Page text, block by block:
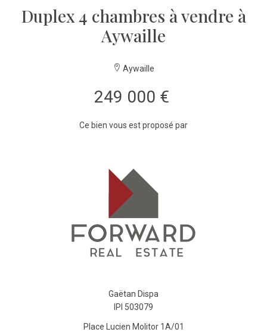
Duplex 4 chambres à vendre à
Aywaille
Aywaille
249 000 €
Ce bien vous est proposé par
Gaëtan Dispa
IPI 503079
Place Lucien Molitor 1A/01